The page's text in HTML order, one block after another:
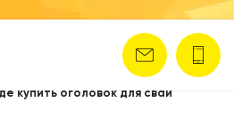
купить оголовок для сваи